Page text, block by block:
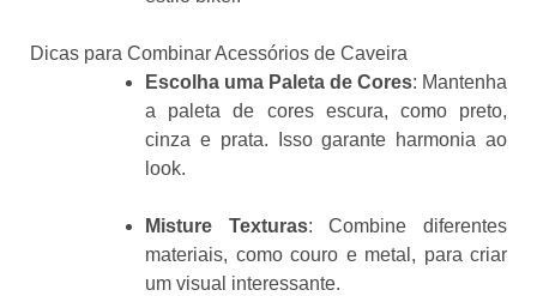
Dicas para Combinar Acessórios de Caveira
Escolha uma Paleta de Cores: Mantenha
a paleta de cores escura, como preto,
cinza e prata. Isso garante harmonia ao
look.
Misture Texturas: Combine diferentes
materiais, como couro e metal, para criar
um visual interessante.